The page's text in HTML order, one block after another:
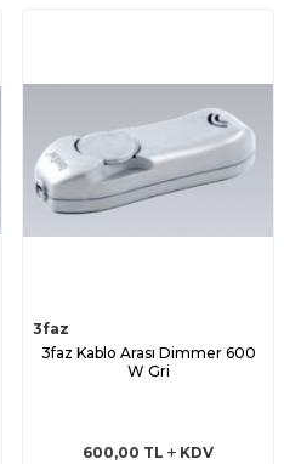
3faz
3faz Kablo Arası Dimmer 600
W Gri
600,00 TL KDV